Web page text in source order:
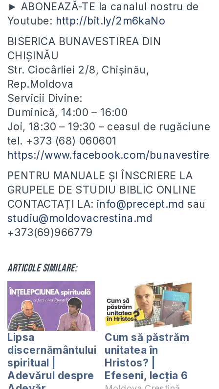
► ABONEAZĂ-TE la canalul nostru de
Youtube: http://bit.ly/2m6kaNo
BISERICA BUNAVESTIREA DIN
CHIȘINĂU
Str. Ciocârliei 2/8, Chișinău,
Rep.Moldova
Servicii Divine:
Duminică, 14:00 – 16:00
Joi, 18:30 – 19:30 – ceasul de rugăciune
tel. +373 (68) 060601
https://www.facebook.com/bunavestire
PENTRU MANUALE ȘI ÎNSCRIERE LA
GRUPELE DE STUDIU BIBLIC ONLINE
CONTACTAȚI LA: info@precept.md sau
studiu@moldovacrestina.md
+373(69)966779
Articole similare:
Lipsa
discernământului
spiritual |
Adevărul despre
Cum să păstrăm
unitatea în
Hristos? |
Efeseni, lecția 6